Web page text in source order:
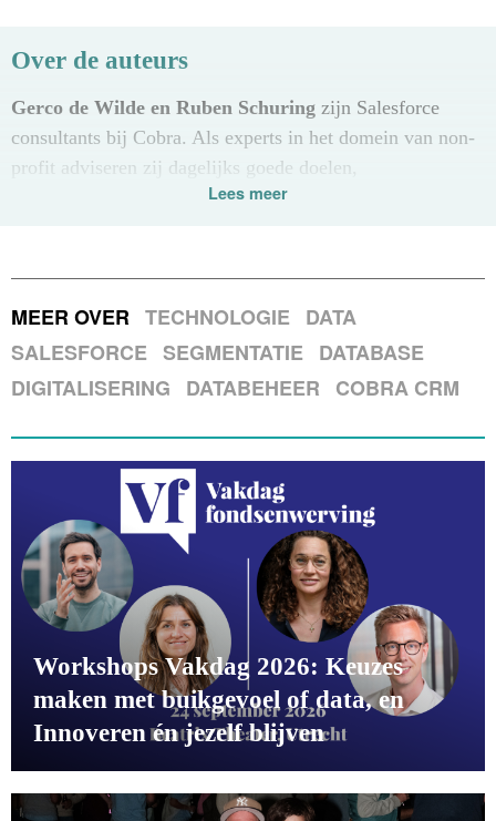
Over de auteurs
Gerco de Wilde en Ruben Schuring zijn Salesforce
consultants bij Cobra. Als experts in het domein van non-
profit adviseren zij dagelijks goede doelen,
ledenorganisaties en maatschappelijke instellingen over
krijgen op data, donateursinformatie en digitale processen.
Lees meer
MEER OVER TECHNOLOGIE DATA
SALESFORCE SEGMENTATIE DATABASE
DIGITALISERING
DATABEHEER COBRA CRM
Workshops Vakdag 2026: Keuzes
maken met buikgevoel of data, en
Innoveren én jezelf blijven